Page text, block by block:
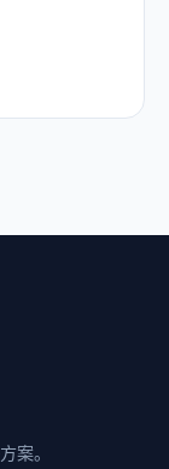
案。